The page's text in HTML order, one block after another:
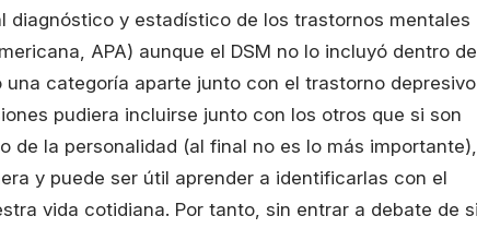
diagnóstico y estadístico de los trastornos mentales
APA) aunque el DSM no lo incluyó dentro de
categoría aparte junto con el trastorno depresivo
pudiera incluirse junto con los otros que si son
la personalidad (al final no es lo más importante),
y puede ser útil aprender a identificarlas con el
vida cotidiana. Por tanto, sin entrar a debate de